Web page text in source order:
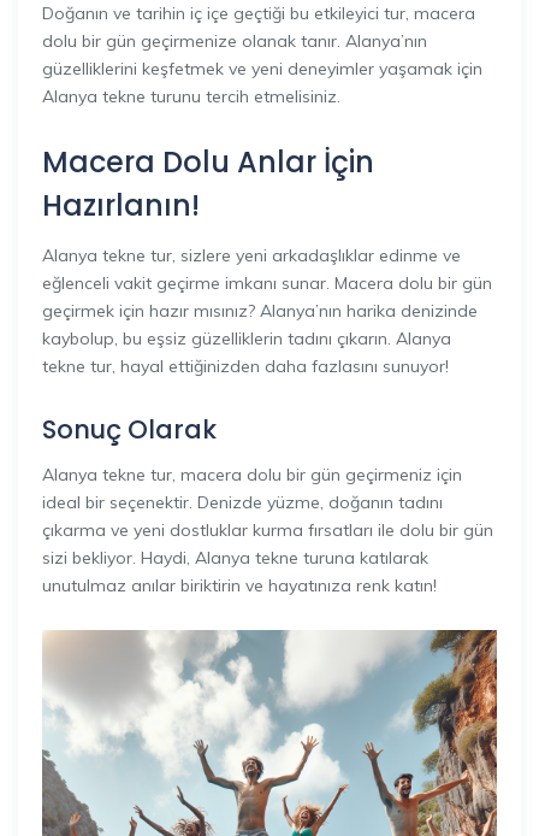
Doğanın ve tarihin iç içe geçtiği bu etkileyici tur, macera
dolu bir gün geçirmenize olanak tanır. Alanya’nın
güzelliklerini keşfetmek ve yeni deneyimler yaşamak için
Alanya tekne turunu tercih etmelisiniz.
Macera Dolu Anlar İçin
Hazırlanın!
Alanya tekne tur, sizlere yeni arkadaşlıklar edinme ve
eğlenceli vakit geçirme imkanı sunar. Macera dolu bir gün
geçirmek için hazır mısınız? Alanya’nın harika denizinde
kaybolup, bu eşsiz güzelliklerin tadını çıkarın. Alanya
tekne tur, hayal ettiğinizden daha fazlasını sunuyor!
Sonuç Olarak
Alanya tekne tur, macera dolu bir gün geçirmeniz için
ideal bir seçenektir. Denizde yüzme, doğanın tadını
çıkarma ve yeni dostluklar kurma fırsatları ile dolu bir gün
sizi bekliyor. Haydi, Alanya tekne turuna katılarak
unutulmaz anılar biriktirin ve hayatınıza renk katın!